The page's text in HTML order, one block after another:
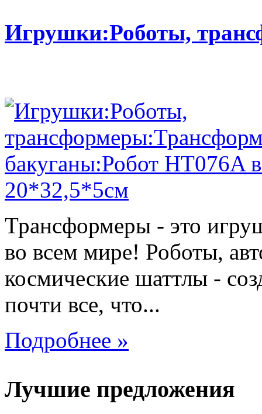
Игрушки:Роботы,
Трансформеры - это
во всем мире! Роботы,
космические шаттлы -
почти все, что...
Подробнее »
Лучшие предложения